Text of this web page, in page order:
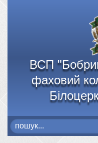
ВСП
фаховий